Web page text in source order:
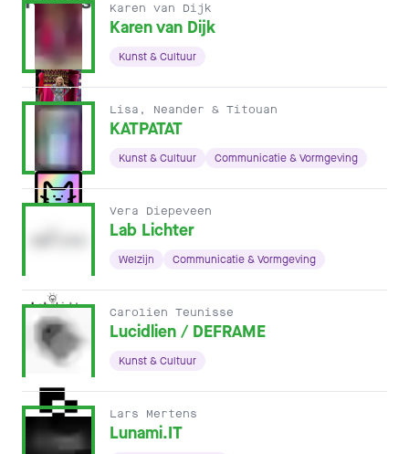
Karen van Dijk
Karen van Dijk
Kunst & Cultuur
Lisa, Neander & Titouan
KATPATAT
Kunst & Cultuur Communicatie & Vormgeving
Vera Diepeveen
Lab Lichter
Welzijn Communicatie & Vormgeving
Carolien Teunisse
Lucidlien / DEFRAME
Kunst & Cultuur
Lars Mertens
Lunami.IT